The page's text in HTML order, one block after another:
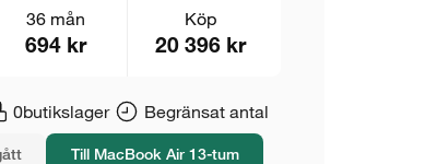
0butikslager Begränsat antal
36 mån
694 kr
Köp
20 396 kr
Till MacBook Air 13-tum